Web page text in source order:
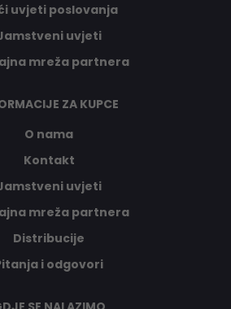
uvjeti poslovanja
uvjeti
mreža partnera
ZA KUPCE
O nama
Kontakt
uvjeti
mreža partnera
Distribucije
i odgovori